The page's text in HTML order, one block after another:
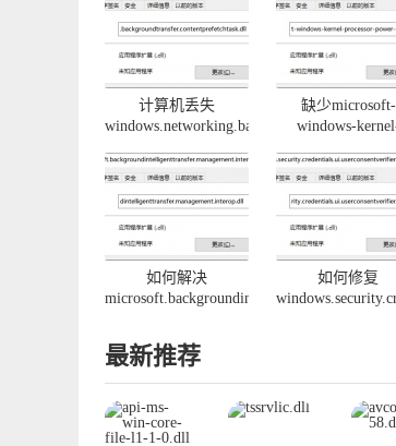
计算机丢失
缺少microsoft-
windows-
events.dll如何修
如何解决
如何修复
最新推荐